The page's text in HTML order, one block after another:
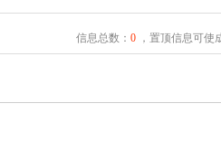
信息总数： 0，置顶信息可使